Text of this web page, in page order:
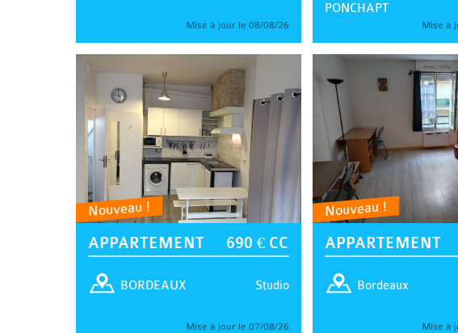
Mise à jour le 08/08/26
PONCHAPT
Mise à
Nouveau !
APPARTEMENT 690 € CC
Studio
BORDEAUX
Mise à jour le 07/08/26
Nouveau !
APPARTEMENT
Bordeaux
Mise à